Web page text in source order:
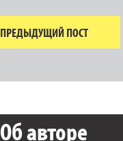
ПРЕДЫДУЩИЙ ПОСТ
Об авторе